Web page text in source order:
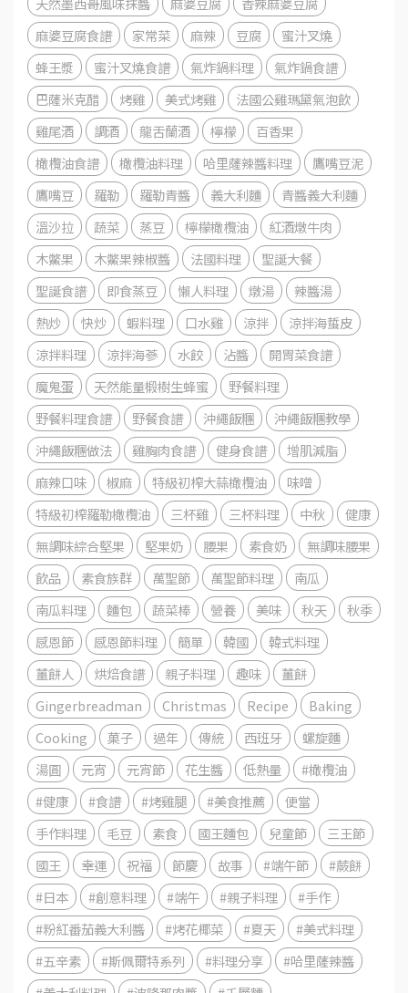
麻婆豆腐食譜
家常菜 麻辣 豆腐
蜜汁叉燒
蜂王漿
蜜汁叉燒食譜 氣炸鍋料理
氣炸鍋食譜
巴薩米克醋
烤雞 美式烤雞
法國公雞瑪黛氣泡飲
雞尾酒
調酒 龍舌蘭酒 檸檬
百香果
橄欖油食譜
橄欖油料理 哈里薩辣醬料理
鷹嘴豆泥
鷹嘴豆
羅勒 羅勒青醬 義大利麵
青醬義大利麵
溫沙拉
蔬菜 蒸豆 檸檬橄欖油
紅酒燉牛肉
木鱉果
木鱉果辣椒醬 法國料理
聖誕大餐
聖誕食譜
即食蒸豆 懶人料理 燉湯
辣醬湯
熱炒
快炒 蝦料理 口水雞 涼拌
涼拌海蜇皮
涼拌料理
涼拌海蔘 水餃 沾醬
開胃菜食譜
魔鬼蛋
天然能量椴樹生蜂蜜
野餐料理
野餐料理食譜
野餐食譜 沖繩飯糰
沖繩飯糰教學
沖繩飯糰做法
雞胸肉食譜 健身食譜
增肌減脂
麻辣口味
椒麻 特級初榨大蒜橄欖油
味噌
特級初榨羅勒橄欖油
三杯雞 三杯料理 中秋
健康
無調味綜合堅果
堅果奶 腰果 素食奶
無調味腰果
飲品
素食族群 萬聖節 萬聖節料理
南瓜
南瓜料理
麵包 蔬菜棒 營養 美味 秋天
秋季
感恩節
感恩節料理 簡單 韓國
韓式料理
薑餅人
烘焙食譜 親子料理 趣味
薑餅
Gingerbreadman
Christmas Recipe
Baking
Cooking
菓子 過年 傳統 西班牙
螺旋麵
湯圓
元宵 元宵節 花生醬 低熱量
#橄欖油
#健康
#食譜 #烤雞腿 #美食推薦
便當
手作料理
毛豆 素食 國王麵包 兒童節
三王節
國王
幸運 祝福 節慶 故事 #端午節
#蕨餅
#日本
#創意料理 #端午 #親子料理
#手作
#粉紅番茄義大利醬
#烤花椰菜 #夏天
#美式料理
#五辛素
#斯佩爾特系列 #料理分享
#哈里薩辣醬